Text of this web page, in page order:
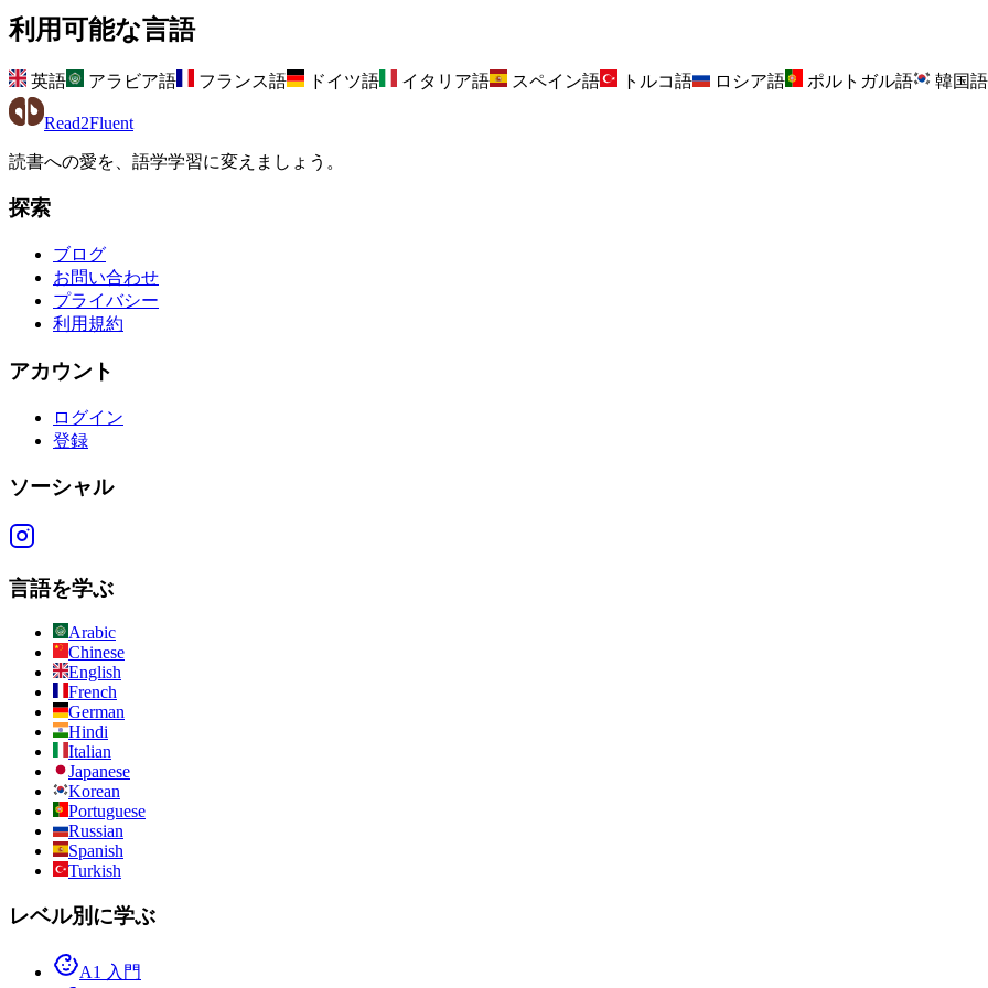
利用可能な言語
英語 アラビア語 フランス語 ドイツ語 イタリア語 スペイン語 トルコ語 ロシア語 ポルトガル語 韓国語
Read2Fluent
読書への愛を、語学学習に変えましょう。
探索
ブログ
お問い合わせ
プライバシー
利用規約
アカウント
ログイン
登録
ソーシャル
言語を学ぶ
Arabic
Chinese
English
French
German
Hindi
Italian
Japanese
Korean
Portuguese
Russian
Spanish
Turkish
レベル別に学ぶ
A1 入門